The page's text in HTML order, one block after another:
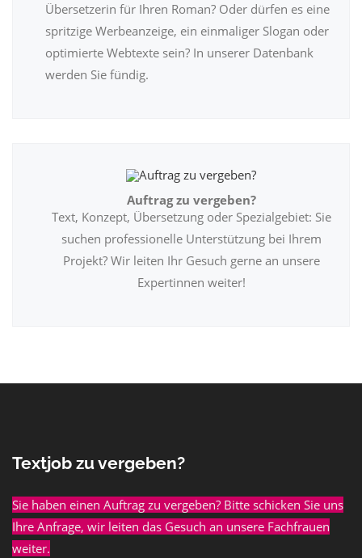
Übersetzerin für Ihren Roman? Oder dürfen es eine
spritzige Werbeanzeige, ein einmaliger Slogan oder
optimierte Webtexte sein? In unserer Datenbank
werden Sie fündig.
Auftrag zu vergeben?
Text, Konzept, Übersetzung oder Spezialgebiet: Sie
suchen professionelle Unterstützung bei Ihrem
Projekt? Wir leiten Ihr Gesuch gerne an unsere
Expertinnen weiter!
Textjob zu vergeben?
Sie haben einen Auftrag zu vergeben? Bitte schicken Sie uns
Ihre Anfrage, wir leiten das Gesuch an unsere Fachfrauen
weiter.